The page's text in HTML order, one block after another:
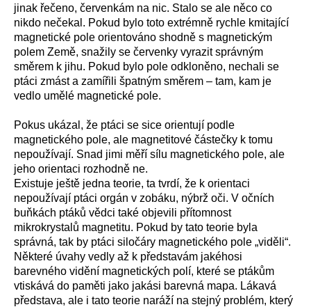
jinak řečeno, červenkám na nic. Stalo se ale něco co
nikdo nečekal. Pokud bylo toto extrémně rychle kmitající
magnetické pole orientováno shodně s magnetickým
polem Země, snažily se červenky vyrazit správným
směrem k jihu. Pokud bylo pole odkloněno, nechali se
ptáci zmást a zamířili špatným směrem – tam, kam je
vedlo umělé magnetické pole.
Pokus ukázal, že ptáci se sice orientují podle
magnetického pole, ale magnetitové částečky k tomu
nepoužívají. Snad jimi měří sílu magnetického pole, ale
jeho orientaci rozhodně ne.
Existuje ještě jedna teorie, ta tvrdí, že k orientaci
nepoužívají ptáci orgán v zobáku, nýbrž oči. V očních
buňkách ptáků vědci také objevili přítomnost
mikrokrystalů magnetitu. Pokud by tato teorie byla
správná, tak by ptáci siločáry magnetického pole „viděli“.
Některé úvahy vedly až k představám jakéhosi
barevného vidění magnetických polí, které se ptákům
vtiskává do paměti jako jakási barevná mapa. Lákavá
představa, ale i tato teorie naráží na stejný problém, který